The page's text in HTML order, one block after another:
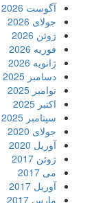
آگوست 2026
جولای 2026
ژوئن 2026
فوریه 2026
ژانویه 2026
دسامبر 2025
نوامبر 2025
اکتبر 2025
سپتامبر 2025
جولای 2020
آوریل 2020
ژوئن 2017
می 2017
آوریل 2017
مارس 2017